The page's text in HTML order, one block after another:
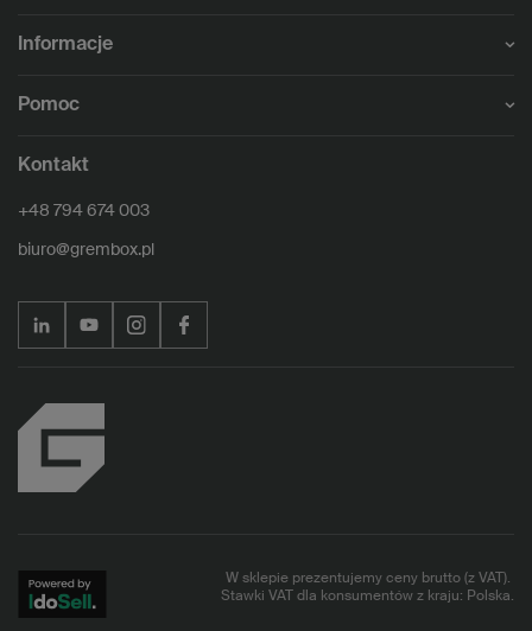
Informacje
Pomoc
Kontakt
+48 794 674 003
biuro@grembox.pl
W sklepie prezentujemy ceny brutto (z VAT).
Stawki VAT dla konsumentów z kraju: Polska.